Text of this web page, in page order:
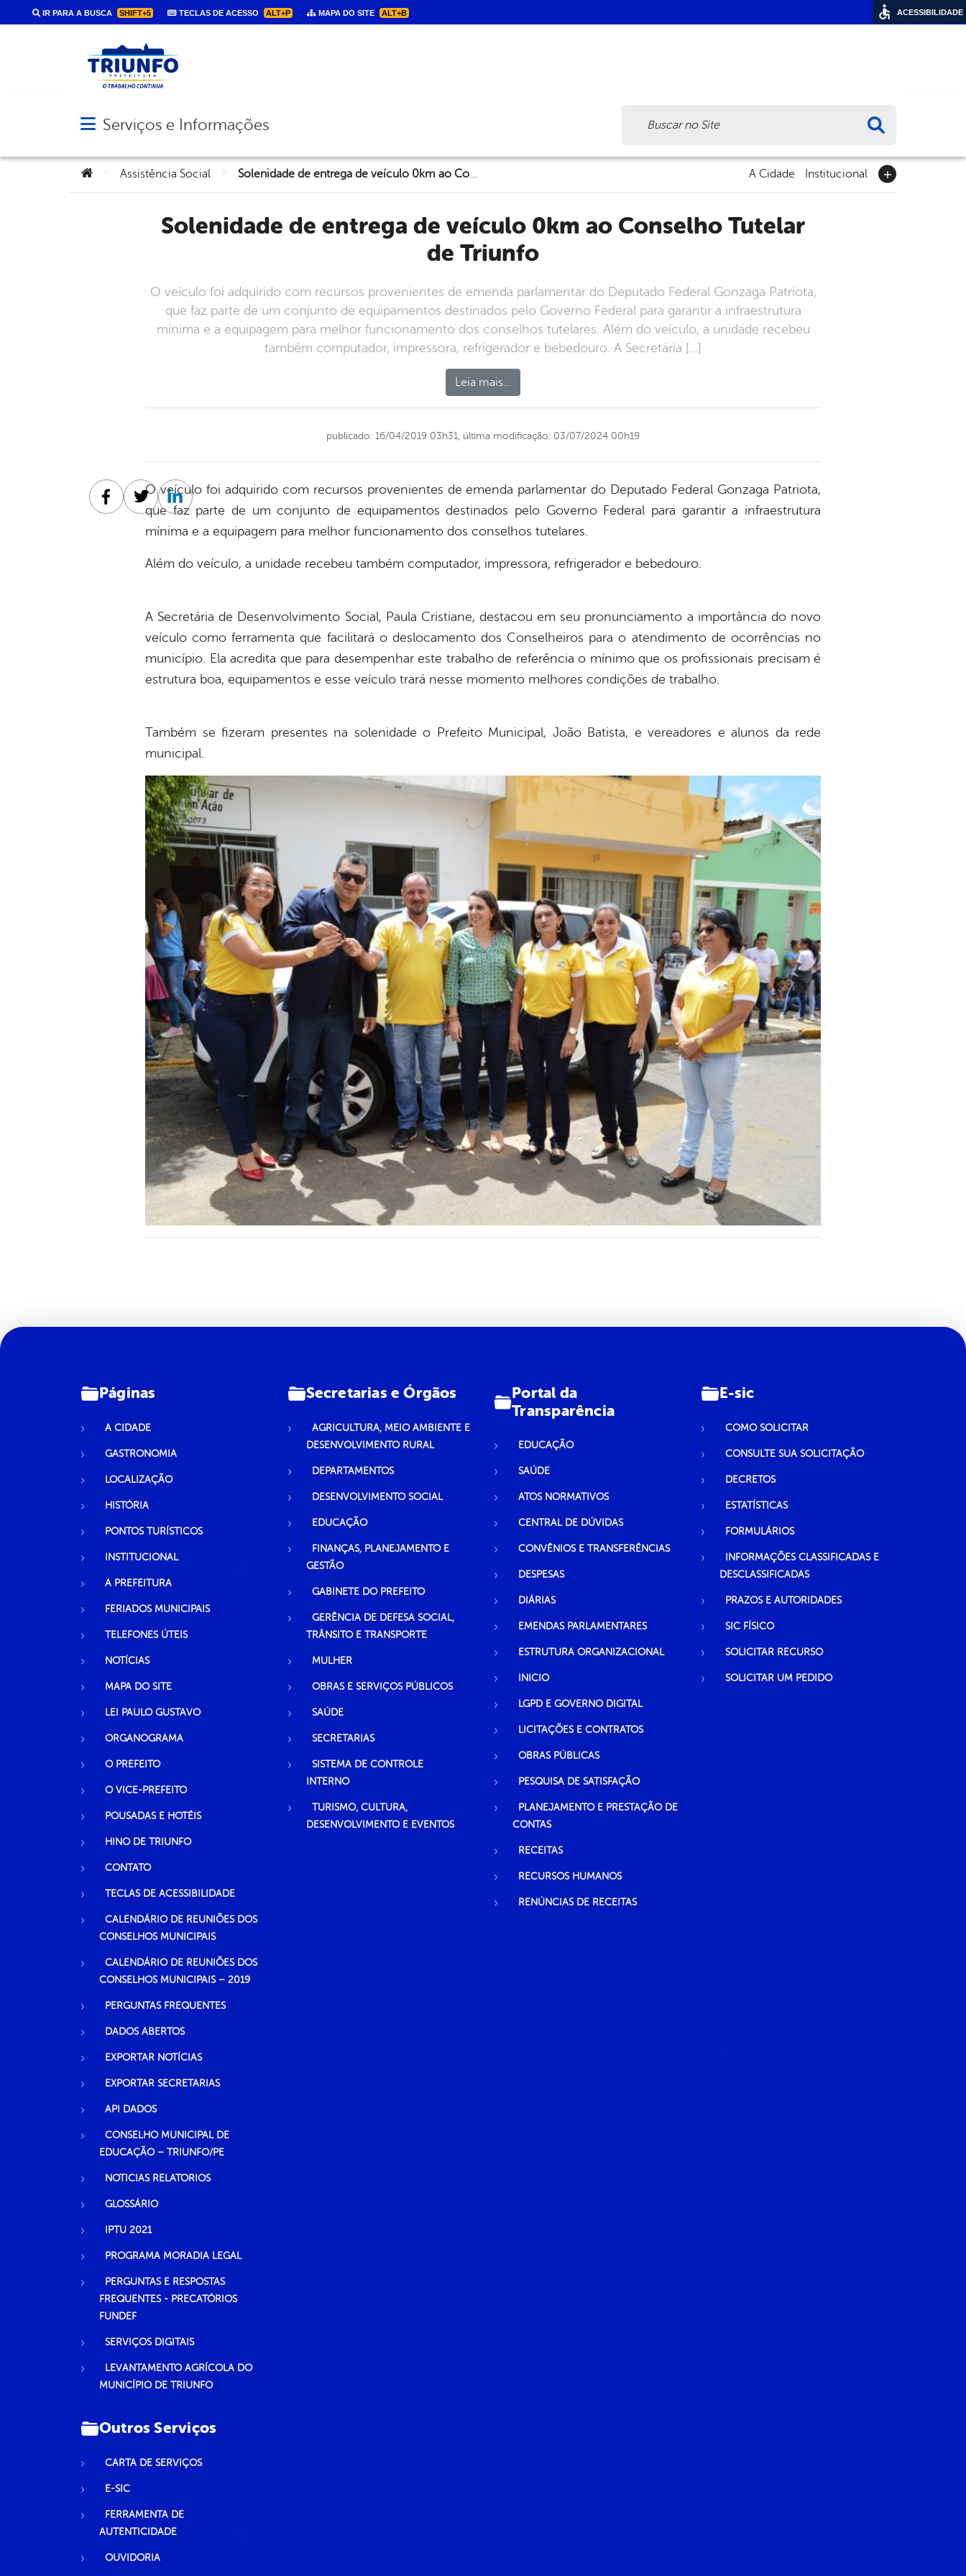
IR PARA A BUSCA SHIFT+5 TECLAS DE ACESSO ALT+P MAPA DO SITE ALT+B
Abrir menu principal de navegação
Serviços e Informações
Você está aqui:Assistência Social Solenidade de entrega de veículo 0km ao Conselho Tutelar de Triunfo A Cidade Institucional
Solenidade de entrega de veículo 0km ao Conselho Tutelar
de Triunfo
O veículo foi adquirido com recursos provenientes de emenda parlamentar do Deputado Federal Gonzaga Patriota,
que faz parte de um conjunto de equipamentos destinados pelo Governo Federal para garantir a infraestrutura
mínima e a equipagem para melhor funcionamento dos conselhos tutelares. Além do veículo, a unidade recebeu
também computador, impressora, refrigerador e bebedouro. A Secretária […]
Leia mais…
publicado: 16/04/2019 03h31, última modificação: 03/07/2024 00h19
O veículo foi adquirido com recursos provenientes de emenda parlamentar do Deputado Federal Gonzaga Patriota,
que faz parte de um conjunto de equipamentos destinados pelo Governo Federal para garantir a infraestrutura
mínima e a equipagem para melhor funcionamento dos conselhos tutelares.
Além do veículo, a unidade recebeu também computador, impressora, refrigerador e bebedouro.
A Secretária de Desenvolvimento Social, Paula Cristiane, destacou em seu pronunciamento a importância do novo
veículo como ferramenta que facilitará o deslocamento dos Conselheiros para o atendimento de ocorrências no
município. Ela acredita que para desempenhar este trabalho de referência o mínimo que os profissionais precisam é
estrutura boa, equipamentos e esse veículo trará nesse momento melhores condições de trabalho.
Também se fizeram presentes na solenidade o Prefeito Municipal, João Batista, e vereadores e alunos da rede
municipal.
Facebook
TwitterLinkedin
Páginas
A CIDADE
GASTRONOMIA
LOCALIZAÇÃO
HISTÓRIA
PONTOS TURÍSTICOS
INSTITUCIONAL
A PREFEITURA
FERIADOS MUNICIPAIS
TELEFONES ÚTEIS
NOTÍCIAS
MAPA DO SITE
LEI PAULO GUSTAVO
ORGANOGRAMA
O PREFEITO
O VICE-PREFEITO
POUSADAS E HOTÉIS
HINO DE TRIUNFO
CONTATO
TECLAS DE ACESSIBILIDADE
CALENDÁRIO DE REUNIÕES DOS
CONSELHOS MUNICIPAIS
CALENDÁRIO DE REUNIÕES DOS
CONSELHOS MUNICIPAIS – 2019
PERGUNTAS FREQUENTES
DADOS ABERTOS
EXPORTAR NOTÍCIAS
EXPORTAR SECRETARIAS
API DADOS
CONSELHO MUNICIPAL DE
EDUCAÇÃO – TRIUNFO/PE
NOTICIAS RELATORIOS
GLOSSÁRIO
IPTU 2021
PROGRAMA MORADIA LEGAL
PERGUNTAS E RESPOSTAS
FREQUENTES - PRECATÓRIOS
FUNDEF
SERVIÇOS DIGITAIS
LEVANTAMENTO AGRÍCOLA DO
MUNICÍPIO DE TRIUNFO
Secretarias e Órgãos
AGRICULTURA, MEIO AMBIENTE E
DESENVOLVIMENTO RURAL
DEPARTAMENTOS
DESENVOLVIMENTO SOCIAL
EDUCAÇÃO
FINANÇAS, PLANEJAMENTO E
GESTÃO
GABINETE DO PREFEITO
GERÊNCIA DE DEFESA SOCIAL,
TRÂNSITO E TRANSPORTE
MULHER
OBRAS E SERVIÇOS PÚBLICOS
SAÚDE
SECRETARIAS
SISTEMA DE CONTROLE
INTERNO
TURISMO, CULTURA,
DESENVOLVIMENTO E EVENTOS
Portal da
Transparência
EDUCAÇÃO
SAÚDE
ATOS NORMATIVOS
CENTRAL DE DÚVIDAS
CONVÊNIOS E TRANSFERÊNCIAS
DESPESAS
DIÁRIAS
EMENDAS PARLAMENTARES
ESTRUTURA ORGANIZACIONAL
INICIO
LGPD E GOVERNO DIGITAL
LICITAÇÕES E CONTRATOS
OBRAS PÚBLICAS
PESQUISA DE SATISFAÇÃO
PLANEJAMENTO E PRESTAÇÃO DE
CONTAS
RECEITAS
RECURSOS HUMANOS
RENÚNCIAS DE RECEITAS
E-sic
COMO SOLICITAR
CONSULTE SUA SOLICITAÇÃO
DECRETOS
ESTATÍSTICAS
FORMULÁRIOS
INFORMAÇÕES CLASSIFICADAS E
DESCLASSIFICADAS
PRAZOS E AUTORIDADES
SIC FÍSICO
SOLICITAR RECURSO
SOLICITAR UM PEDIDO
Outros Serviços
CARTA DE SERVIÇOS
E-SIC
FERRAMENTA DE
AUTENTICIDADE
OUVIDORIA
ACESSIBILIDADE